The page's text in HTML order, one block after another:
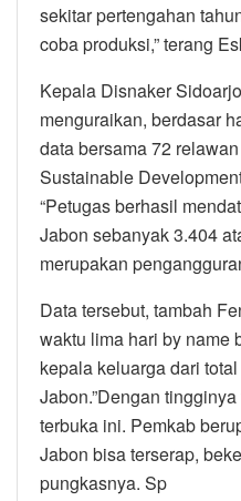
sekitar pertengahan
coba produksi,” terang
Kepala Disnaker
menguraikan, berdasar
data bersama 72
Sustainable
“Petugas berhasil
Jabon sebanyak 3.404
merupakan
Data tersebut, tambah
waktu lima hari by name
kepala keluarga dari
Jabon.”Dengan
terbuka ini. Pemkab
Jabon bisa terserap,
pungkasnya. Sp